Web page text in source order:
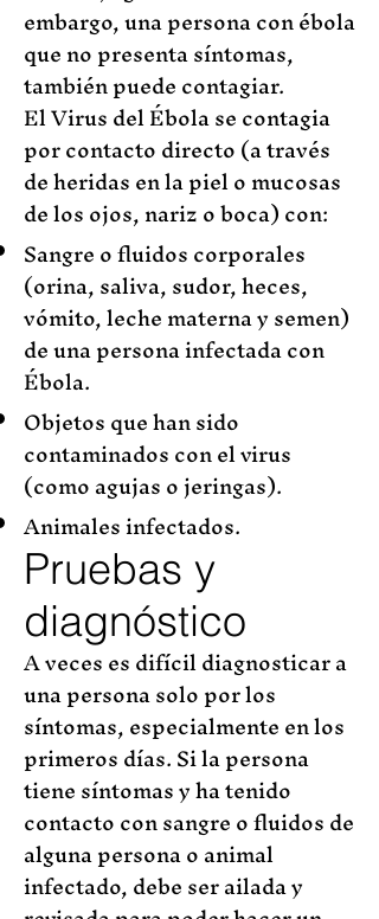
embargo, una persona con ébola
que no presenta síntomas,
también puede contagiar.
El Virus del Ébola se contagia
por contacto directo (a través
de heridas en la piel o mucosas
de los ojos, nariz o boca) con:
Sangre o fluidos corporales
(orina, saliva, sudor, heces,
vómito, leche materna y semen)
de una persona infectada con
Ébola.
Objetos que han sido
contaminados con el virus
(como agujas o jeringas).
Animales infectados.
Pruebas y
diagnóstico
A veces es difícil diagnosticar a
una persona solo por los
síntomas, especialmente en los
primeros días. Si la persona
tiene síntomas y ha tenido
contacto con sangre o fluidos de
alguna persona o animal
infectado, debe ser ailada y